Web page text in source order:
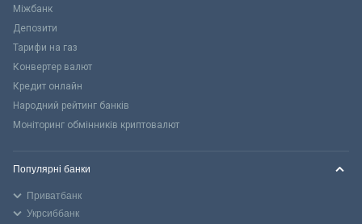
Міжбанк
Депозити
Тарифи на газ
Конвертер валют
Кредит онлайн
Народний рейтинг банків
Моніторинг обмінників криптовалют
Популярні банки
Приватбанк
Укрсиббанк